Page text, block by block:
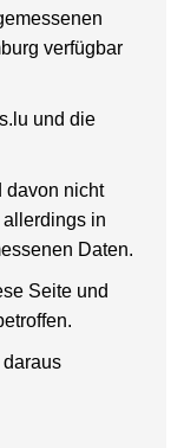
verfügbar
und die
davon nicht
in
Daten.
Seite und